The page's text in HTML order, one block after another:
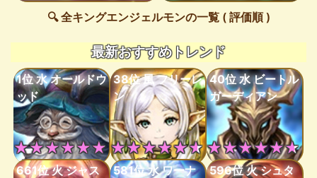
🔍 全キングエンジェルモンの一覧 ( 評価順 )
最新おすすめトレンド
1位 水 オールドウ
ッド
★★★★★★
38位 風 フリーレ
ン
★★★★★★
40位 水 ビートル
ガーディアン
★★★★★★
661位 火 ジャス
581位 水 ワーナ
596位 火 シュタ